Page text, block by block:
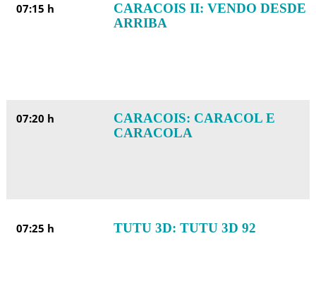
07:15 h
CARACOIS II: VENDO DESDE
ARRIBA
07:20 h
CARACOIS: CARACOL E
CARACOLA
07:25 h TUTU 3D: TUTU 3D 92